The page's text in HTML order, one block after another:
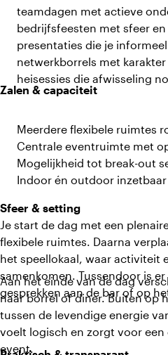
teamdagen met actieve
bedrijfsfeesten met sfeer
presentaties die je
netwerkborrels met karakter
heisessies die afwisseling
Zalen & capaciteit
Meerdere flexibele ruimtes
Centrale eventruimte met
Mogelijkheid tot break-out
Indoor én outdoor
Sfeer & setting
Je start de dag met een
flexibele ruimtes. Daarna
het speellokaal, waar activiteit
samenkomen. Tussendoor is
gesprekken aan de bar of op
Aan het einde van de dag
naar borrel of diner. Buiten op
tussen de levendige energie
voelt logisch en zorgt voor
event.